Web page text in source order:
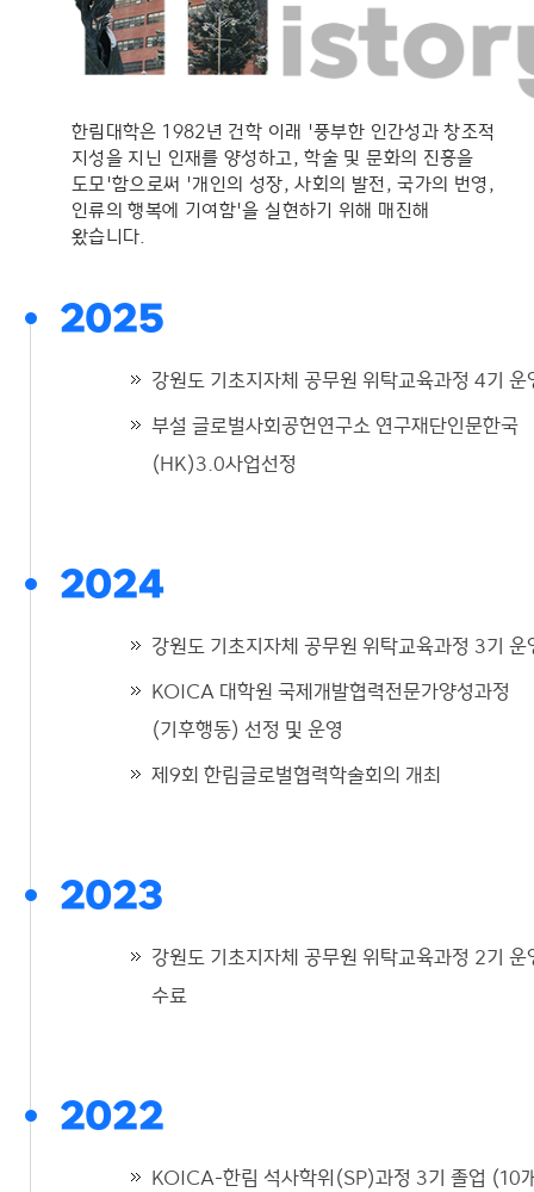
한림대학은 1982년 건학 이래 '풍부한 인간성과 창조적
지성을 지닌 인재를 양성하고, 학술 및 문화의 진흥을
도모'함으로써 '개인의 성장, 사회의 발전, 국가의 번영,
인류의 행복에 기여함'을 실현하기 위해 매진해
왔습니다.
2025
강원도 기초지자체 공무원 위탁교육과정 4기 운
부설 글로벌사회공헌연구소 연구재단인문한국
(HK)3.0사업선정
2024
강원도 기초지자체 공무원 위탁교육과정 3기 운
KOICA 대학원 국제개발협력전문가양성과정
(기후행동) 선정 및 운영
제9회 한림글로벌협력학술회의 개최
2023
강원도 기초지자체 공무원 위탁교육과정 2기 운
수료
2022
KOICA-한림 석사학위(SP)과정 3기 졸업 (10